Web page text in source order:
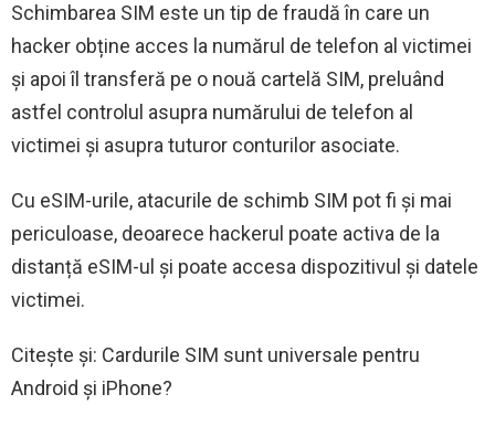
Schimbarea SIM este un tip de fraudă în care un
hacker obține acces la numărul de telefon al victimei
și apoi îl transferă pe o nouă cartelă SIM, preluând
astfel controlul asupra numărului de telefon al
victimei și asupra tuturor conturilor asociate.
Cu eSIM-urile, atacurile de schimb SIM pot fi și mai
periculoase, deoarece hackerul poate activa de la
distanță eSIM-ul și poate accesa dispozitivul și datele
victimei.
Citește și: Cardurile SIM sunt universale pentru
Android și iPhone?